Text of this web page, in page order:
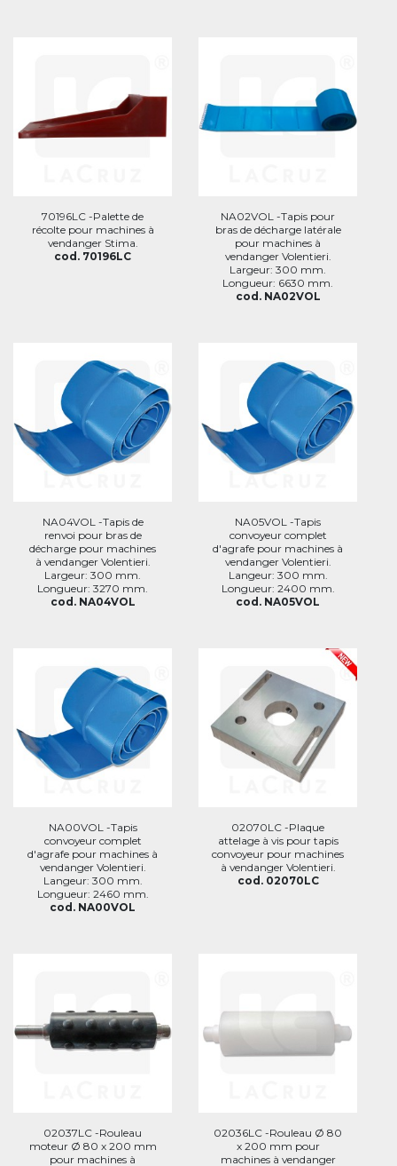
70196LC -Palette de
récolte pour machines à
vendanger Stima.
cod. 70196LC
NA02VOL -Tapis pour
bras de décharge latérale
pour machines à
vendanger Volentieri.
Largeur: 300 mm.
Longueur: 6630 mm.
cod. NA02VOL
NA04VOL -Tapis de
renvoi pour bras de
décharge pour machines
à vendanger Volentieri.
Largeur: 300 mm.
Longueur: 3270 mm.
cod. NA04VOL
NA05VOL -Tapis
convoyeur complet
d'agrafe pour machines à
vendanger Volentieri.
Langeur: 300 mm.
Longueur: 2400 mm.
cod. NA05VOL
NA00VOL -Tapis
convoyeur complet
d'agrafe pour machines à
vendanger Volentieri.
Langeur: 300 mm.
Longueur: 2460 mm.
cod. NA00VOL
02070LC -Plaque
attelage à vis pour tapis
convoyeur pour machines
à vendanger Volentieri.
cod. 02070LC
02037LC -Rouleau
moteur Ø 80 x 200 mm
pour machines à
02036LC -Rouleau Ø 80
x 200 mm pour
machines à vendanger